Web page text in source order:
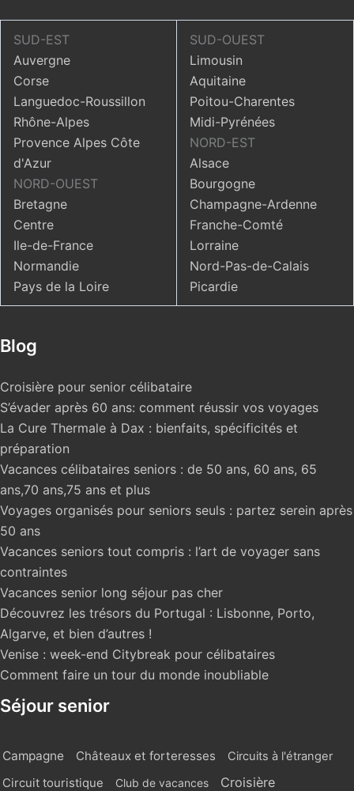
SUD-EST
Auvergne
Corse
Languedoc-Roussillon
Rhône-Alpes
Provence Alpes Côte
d'Azur
NORD-OUEST
Bretagne
Centre
Ile-de-France
Normandie
Pays de la Loire
SUD-OUEST
Limousin
Aquitaine
Poitou-Charentes
Midi-Pyrénées
NORD-EST
Alsace
Bourgogne
Champagne-Ardenne
Franche-Comté
Lorraine
Nord-Pas-de-Calais
Picardie
Blog
Croisière pour senior célibataire
S’évader après 60 ans: comment réussir vos voyages
La Cure Thermale à Dax : bienfaits, spécificités et
préparation
Vacances célibataires seniors : de 50 ans, 60 ans, 65
ans,70 ans,75 ans et plus
Voyages organisés pour seniors seuls : partez serein après
50 ans
Vacances seniors tout compris : l’art de voyager sans
contraintes
Vacances senior long séjour pas cher
Découvrez les trésors du Portugal : Lisbonne, Porto,
Algarve, et bien d’autres !
Venise : week-end Citybreak pour célibataires
Comment faire un tour du monde inoubliable
Séjour senior
Campagne Châteaux et forteresses
Circuits à l'étranger
Circuit touristique
Club de vacances Croisière